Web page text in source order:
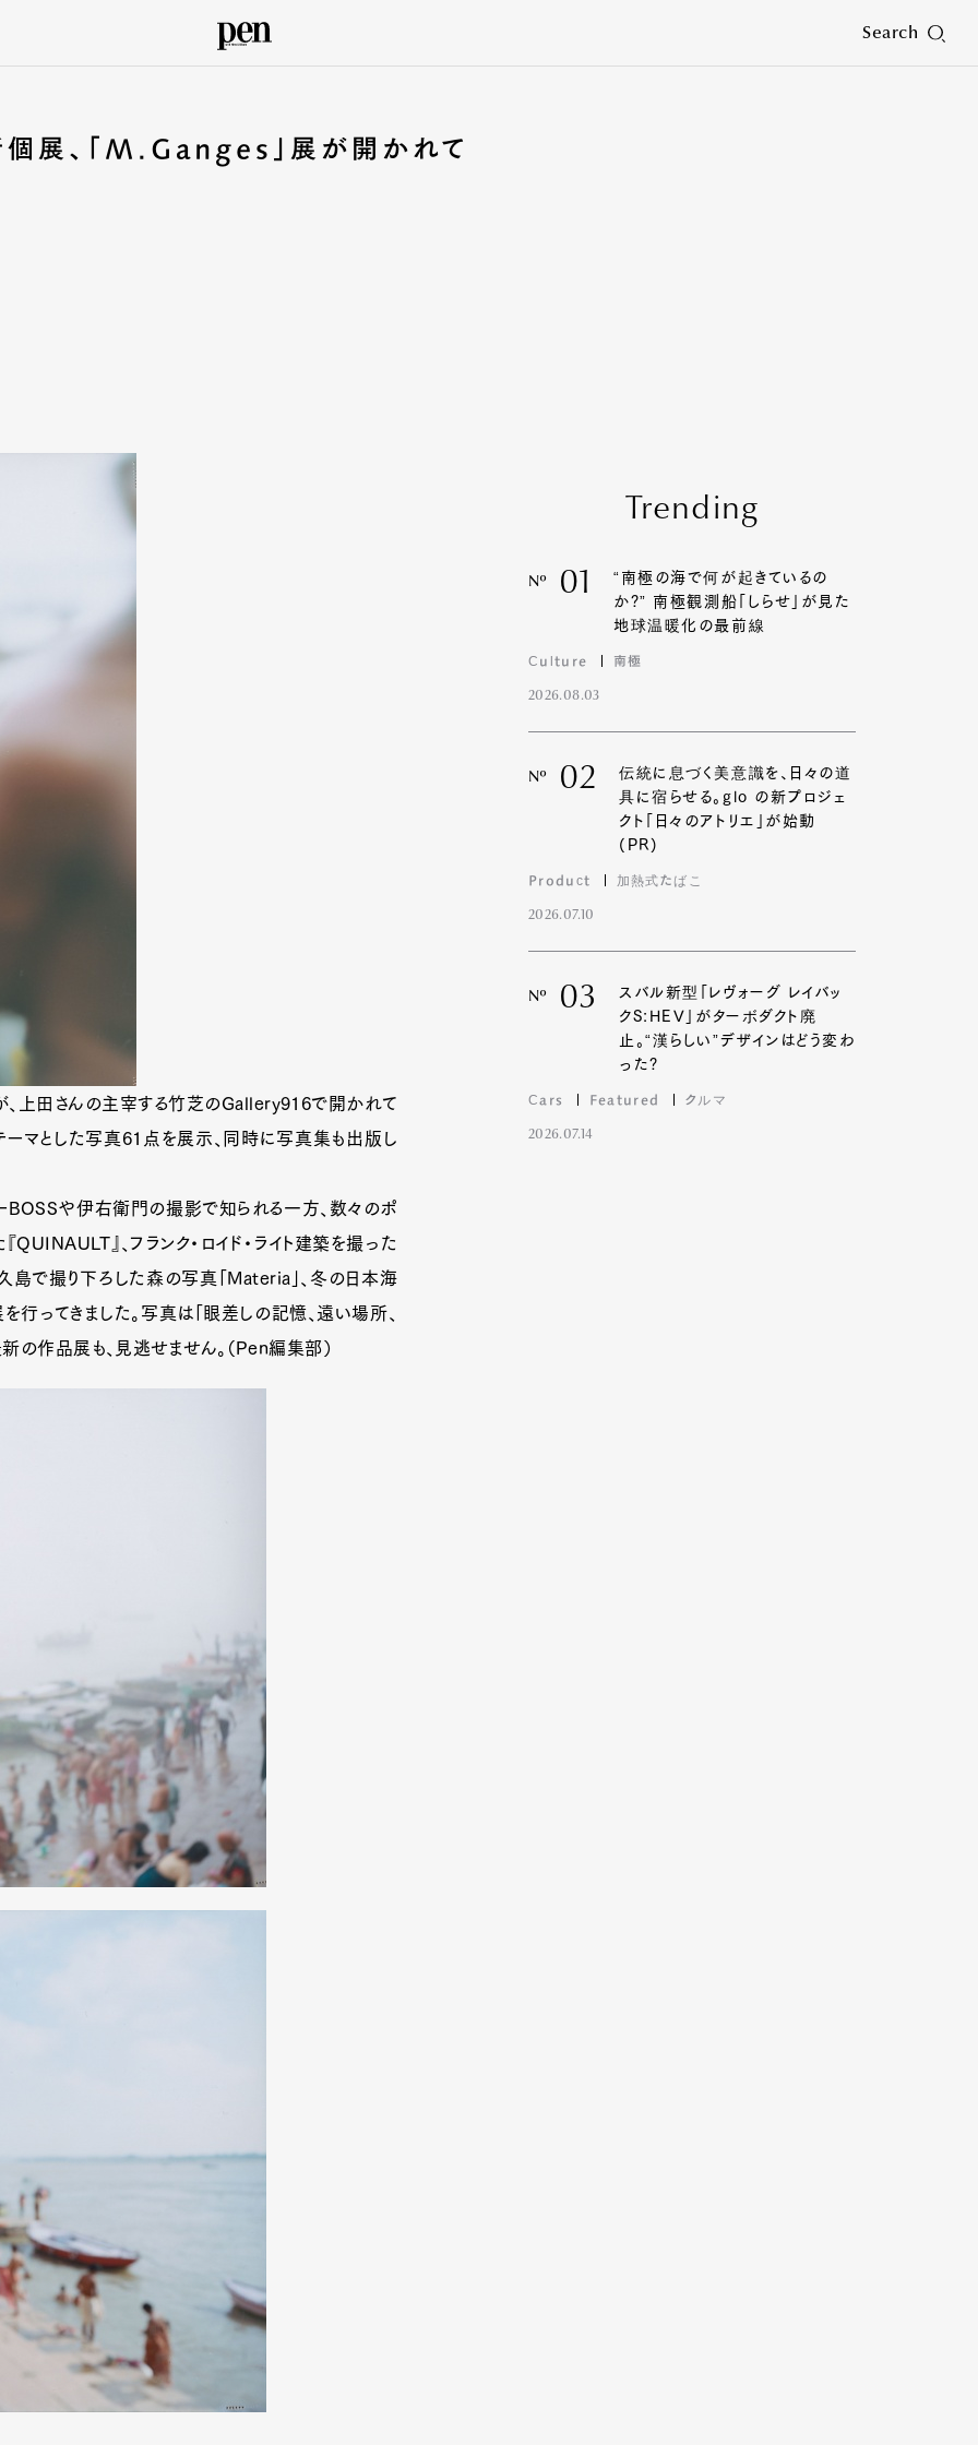
Search
Art&Design Watch
Cars
展、「M.Ganges」展が開かれて
、上田さんの主宰する竹芝のGallery916で開かれて
ーマとした写真61点を展示、同時に写真集も出版し
BOSSや伊右衛門の撮影で知られる一方、数々のポ
QUINAULT』、フランク・ロイド・ライト建築を撮った
で撮り下ろした森の写真「Materia」、冬の日本海
ってきました。写真は「眼差しの記憶、遠い場所、
の作品展も、見逃せません。（Pen編集部）
Trending
Nº 01
“南極の海で何が起きているの
か?” 南極観測船「しらせ」が見た
地球温暖化の最前線
Culture 南極
2026.08.03
Nº 02
伝統に息づく美意識を、日々の道
具に宿らせる。glo の新プロジェ
クト「日々のアトリエ」が始動
(PR)
Product 加熱式たばこ
2026.07.10
Nº 03
スバル新型「レヴォーグ レイバッ
クS:HEV」がターボダクト廃
止。“漢らしい”デザインはどう変わ
った?
Cars Featured クルマ
2026.07.14